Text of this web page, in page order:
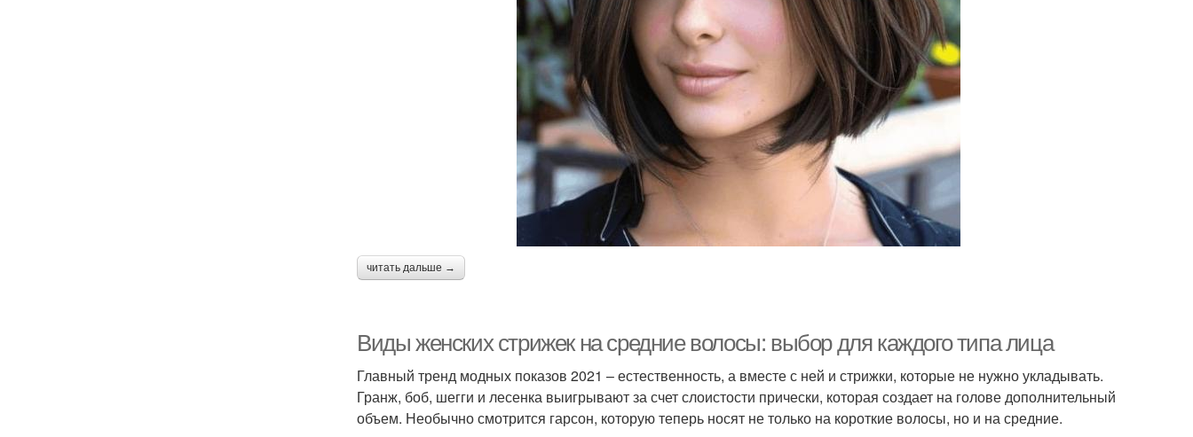
читать дальше →
Виды женских стрижек на средние волосы: выбор для каждого типа лица
Главный тренд модных показов 2021 – естественность, а вместе с ней и стрижки, которые не нужно укладывать.
Гранж, боб, шегги и лесенка выигрывают за счет слоистости прически, которая создает на голове дополнительный
объем. Необычно смотрится гарсон, которую теперь носят не только на короткие волосы, но и на средние.